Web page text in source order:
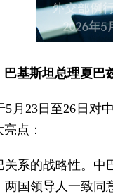
基斯坦总理夏
月23日至26日对
点：
系的战略性。
国领导人一致